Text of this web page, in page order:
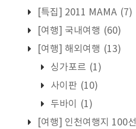
[특집] 2011 MAMA (7)
[여행] 국내여행 (60)
[여행] 해외여행 (13)
싱가포르 (1)
사이판 (10)
두바이
(1)
[여행] 인천여행지 100선